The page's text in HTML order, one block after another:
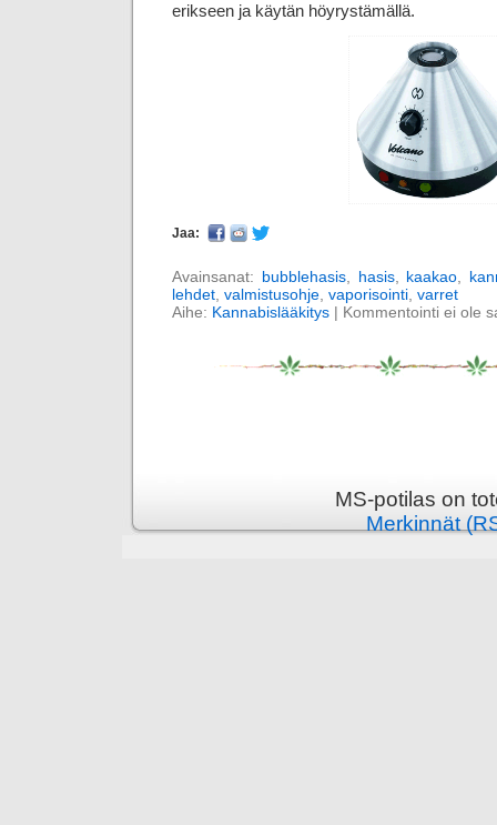
erikseen ja käytän höyrystämällä.
Jaa:
Avainsanat: bubblehasis, hasis, kaakao
lehdet valmistusohje vaporisointi varret
Aihe: Kannabislääkitys | Kommentointi ei ole
MS-potilas on
Merkinnät